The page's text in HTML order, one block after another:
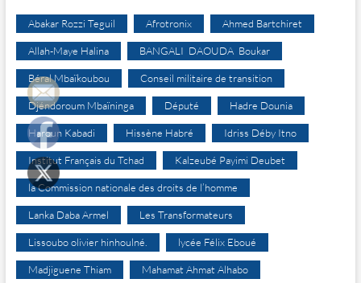
Abakar Rozzi Teguil Afrotronix Ahmed Bartchiret
Allah-Maye Halina BANGALI DAOUDA Boukar
Béral Mbaïkoubou Conseil militaire de transition
Djéndoroum Mbaïninga Député Hadre Dounia
Haroun Kabadi Hissène Habré Idriss Déby Itno
Institut Français du Tchad Kalzeubé Payimi Deubet
la Commission nationale des droits de l’homme
Lanka Daba Armel Les Transformateurs
Lissoubo olivier hinhoulné. lycée Félix Eboué
Madjiguene Thiam Mahamat Ahmat Alhabo